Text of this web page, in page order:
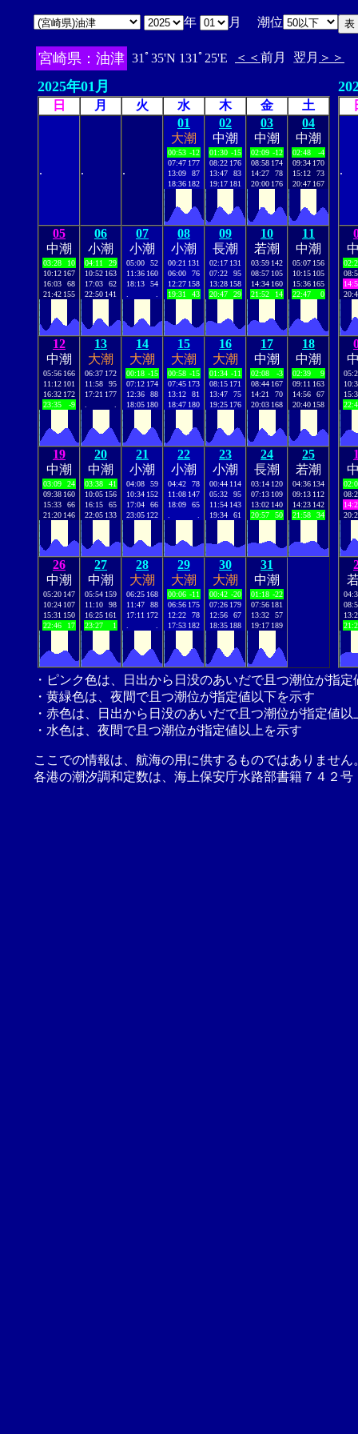
年 月 潮位
宮崎県：油津 31ﾟ35'N 131ﾟ25'E ＜＜ 前月 翌月 ＞＞
2025年01月
日 月 火 水 木 金 土
. . .
01
大潮
00:53 -12
07:47 177
13:09
87
18:36 182
02
中潮
01:30 -15
08:22 176
13:47
83
19:17 181
03
中潮
02:09 -12
08:58 174
14:27
78
20:00 176
04
中潮
02:48
-4
09:34 170
15:12
73
20:47 167
05
中潮
03:28
10
10:12 167
16:03
68
21:42 155
06
小潮
04:11
29
10:52 163
17:03
62
22:50 141
07
小潮
05:00
52
11:36 160
18:13
54
08
小潮
00:21 131
06:00
76
12:27 158
19:31
43
09
長潮
02:17 131
07:22
95
13:28 158
20:47
29
10
若潮
03:59 142
08:57 105
14:34 160
21:52
14
11
中潮
05:07 156
10:15 105
15:36 165
22:47
0
12
中潮
05:56 166
11:12 101
16:32 172
23:35
-9
13
大潮
06:37 172
11:58
95
17:21 177
14
大潮
00:18 -15
07:12 174
12:36
88
18:05 180
15
大潮
00:58 -15
07:45 173
13:12
81
18:47 180
16
大潮
01:34 -11
08:15 171
13:47
75
19:25 176
17
中潮
02:08
-3
08:44 167
14:21
70
20:03 168
18
中潮
02:39
9
09:11 163
14:56
67
20:40 158
19
中潮
03:09
24
09:38 160
15:33
66
21:20 146
20
中潮
03:38
41
10:05 156
16:15
65
22:05 133
21
小潮
04:08
59
10:34 152
17:04
66
23:05 122
22
小潮
04:42
78
11:08 147
18:09
65
23
小潮
00:44 114
05:32
95
11:54 143
19:34
61
24
長潮
03:14 120
07:13 109
13:02 140
20:57
50
25
若潮
04:36 134
09:13 112
14:23 142
21:58
34
26
中潮
05:20 147
10:24 107
15:31 150
22:46
17
27
中潮
05:54 159
11:10
98
16:25 161
23:27
1
28
大潮
06:25 168
11:47
88
17:11 172
29
大潮
00:06 -11
06:56 175
12:22
78
17:53 182
30
大潮
00:42 -20
07:26 179
12:56
67
18:35 188
31
中潮
01:18 -22
07:56 181
13:32
57
19:17 189
.
・ピンク色は、日出から日没のあいだで且つ潮位が指
・黄緑色は、夜間で且つ潮位が指定値以下を示す
・赤色は、日出から日没のあいだで且つ潮位が指定値以
・水色は、夜間で且つ潮位が指定値以上を示す
ここでの情報は、航海の用に供するものではありませ
各港の潮汐調和定数は、海上保安庁水路部書籍７４２